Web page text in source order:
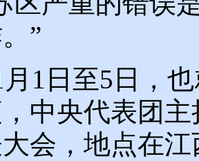
”
月1日至5日，
中央代表团
会，地点在